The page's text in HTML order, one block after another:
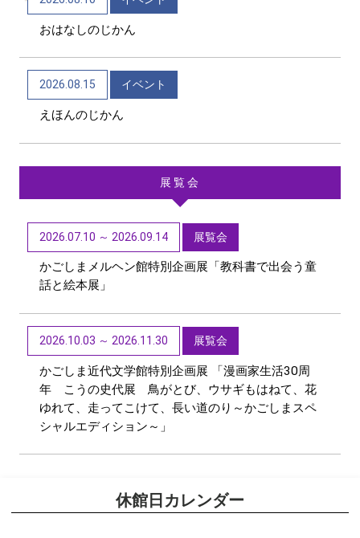
2026/06/01 トピックス
第48回「子どもたちに聞かせたい創作童話」作品募
集【6/1~9/11迄】
おはなしのじかん
2026.08.15 イベント
えほんのじかん
展覧会
2026.07.10 ～ 2026.09.14 展覧会
かごしまメルヘン館特別企画展「教科書で出会う童
話と絵本展」
2026.10.03 ～ 2026.11.30 展覧会
かごしま近代文学館特別企画展 「漫画家生活30周
年 こうの史代展 鳥がとび、ウサギもはねて、花
ゆれて、走ってこけて、長い道のり～かごしまスペ
シャルエディション～」
休館日カレンダー